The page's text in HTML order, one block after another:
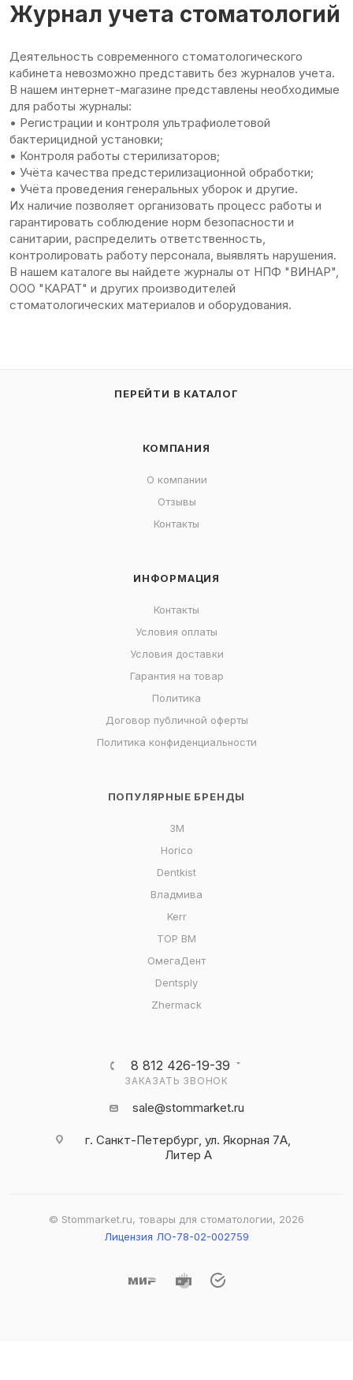
Журнал учета стоматологий
Деятельность современного стоматологического
кабинета невозможно представить без журналов учета.
В нашем интернет-магазине представлены необходимые
для работы журналы:
• Регистрации и контроля ультрафиолетовой
бактерицидной установки;
• Контроля работы стерилизаторов;
• Учёта качества предстерилизационной обработки;
• Учёта проведения генеральных уборок и другие.
Их наличие позволяет организовать процесс работы и
гарантировать соблюдение норм безопасности и
санитарии, распределить ответственность,
контролировать работу персонала, выявлять нарушения.
В нашем каталоге вы найдете журналы от НПФ "ВИНАР",
ООО "КАРАТ" и других производителей
стоматологических материалов и оборудования.
ПЕРЕЙТИ В КАТАЛОГ
КОМПАНИЯ
О компании
Отзывы
Контакты
ИНФОРМАЦИЯ
Контакты
Условия оплаты
Условия доставки
Гарантия на товар
Политика
Договор публичной оферты
Политика конфиденциальности
ПОПУЛЯРНЫЕ БРЕНДЫ
3M
Horico
Dentkist
Владмива
Kerr
ТОР ВМ
ОмегаДент
Dentsply
Zhermack
8 812 426-19-39
ЗАКАЗАТЬ ЗВОНОК
sale@stommarket.ru
г. Cанкт-Петербург, ул. Якорная 7А,
Литер А
© Stommarket.ru, товары для стоматологии, 2026
Лицензия ЛО-78-02-002759